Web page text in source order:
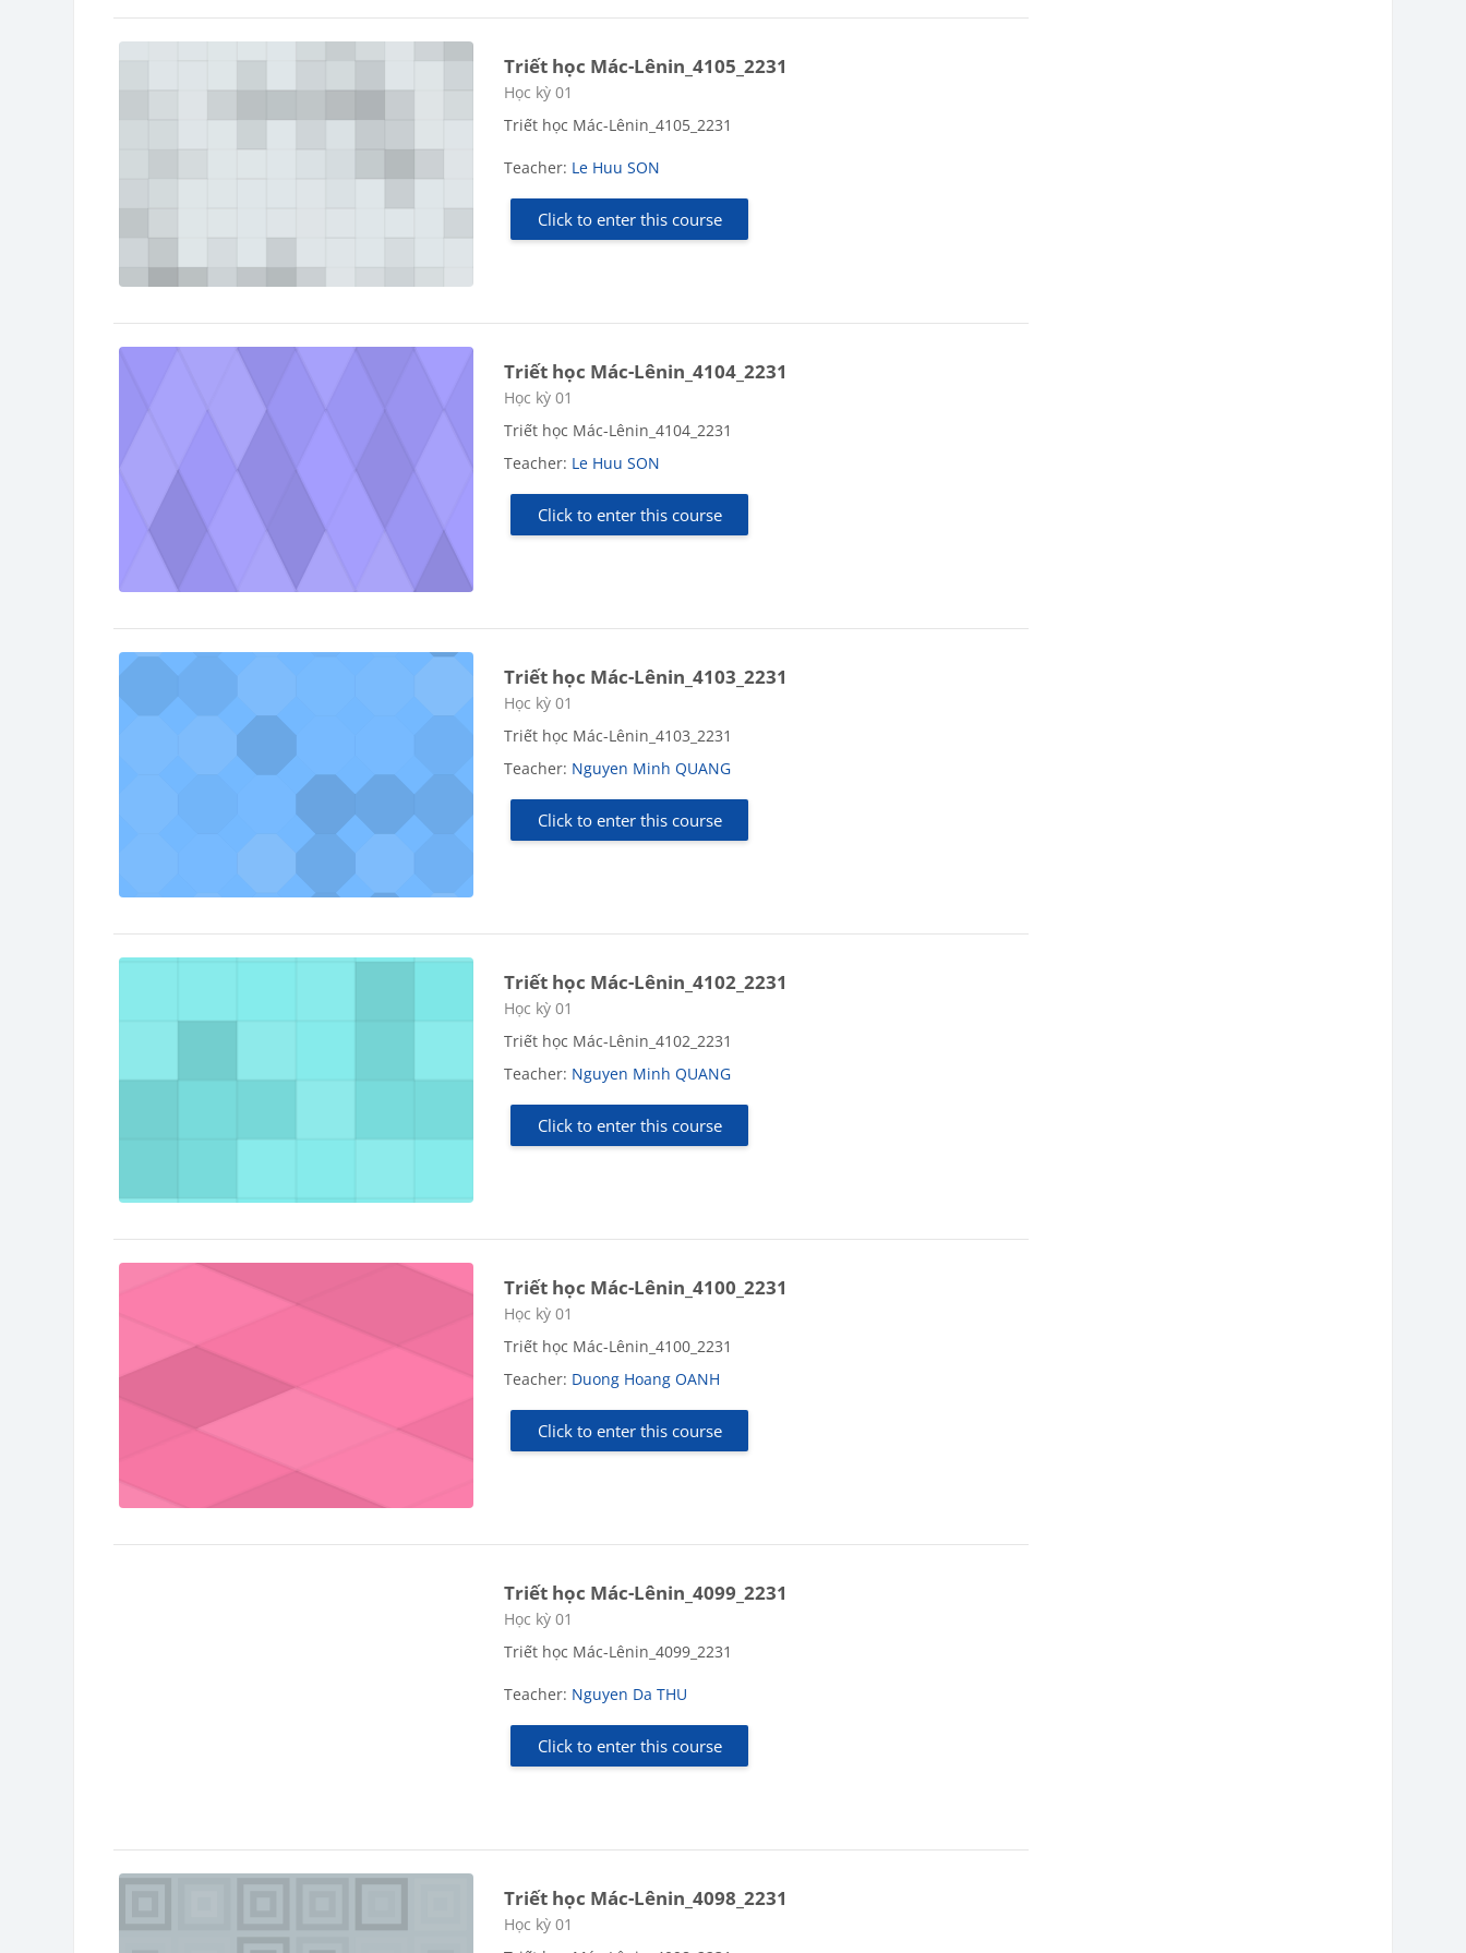
Triết học Mác-Lênin_4105_2231
Course category
Học kỳ 01
Triết học Mác-Lênin_4105_2231
Teacher: Le Huu SON
Click to enter this course
Triết học Mác-Lênin_4104_2231
Course category
Học kỳ 01
Triết học Mác-Lênin_4104_2231
Teacher: Le Huu SON
Click to enter this course
Triết học Mác-Lênin_4103_2231
Course category
Học kỳ 01
Triết học Mác-Lênin_4103_2231
Teacher: Nguyen Minh QUANG
Click to enter this course
Triết học Mác-Lênin_4102_2231
Course category
Học kỳ 01
Triết học Mác-Lênin_4102_2231
Teacher: Nguyen Minh QUANG
Click to enter this course
Triết học Mác-Lênin_4100_2231
Course category
Học kỳ 01
Triết học Mác-Lênin_4100_2231
Teacher: Duong Hoang OANH
Click to enter this course
Triết học Mác-Lênin_4099_2231
Course category
Học kỳ 01
Triết học Mác-Lênin_4099_2231
Teacher: Nguyen Da THU
Click to enter this course
Triết học Mác-Lênin_4098_2231
Course category
Học kỳ 01